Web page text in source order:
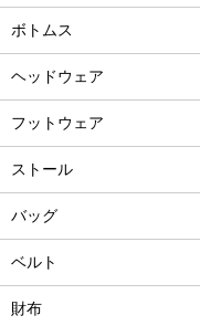
ボトムス
ヘッドウェア
フットウェア
ストール
バッグ
ベルト
財布